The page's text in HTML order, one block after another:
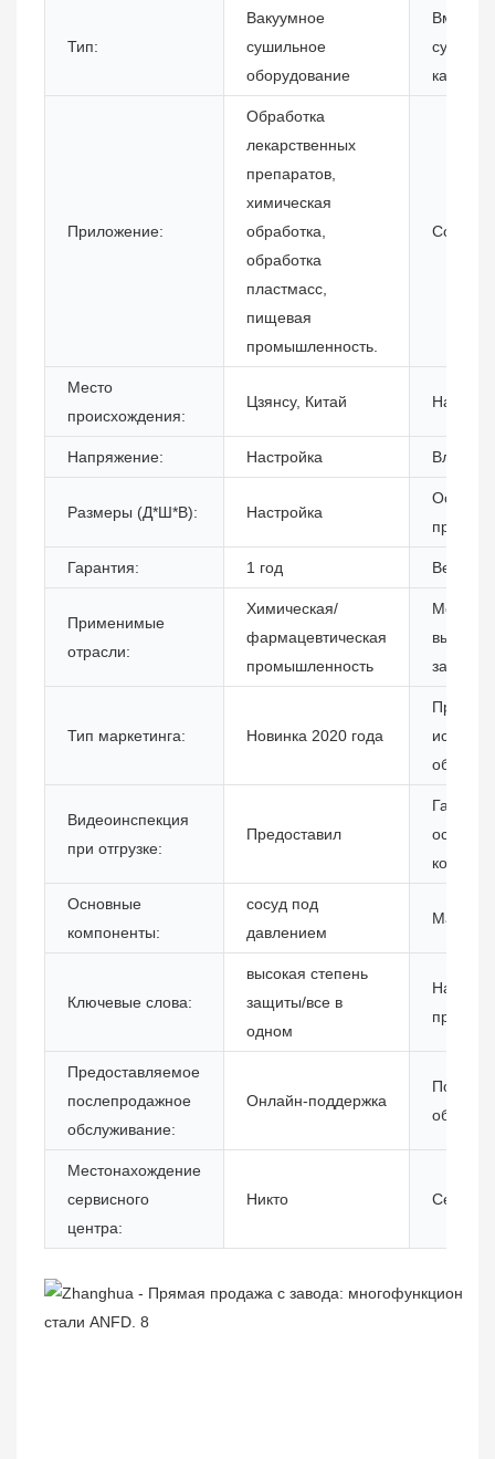
Тип:
Вакуумное
сушильное
оборудование
камеры
Приложение:
Обработка
лекарственных
препаратов,
химическая
обработка,
обработка
пластмасс,
пищевая
промышленность.
Место
происхождения:
Цзянсу, Китай
Напряжение: Настройка Власть:
Размеры (Д*Ш*В): Настройка
Гарантия: 1 год Вес (кг):
Применимые
отрасли:
Химическая/
фармацевтическая
промышленность
зала:
Тип маркетинга: Новинка 2020 года
Видеоинспекция
при отгрузке:
Предоставил
Основные
компоненты:
сосуд под
давлением
Ключевые слова:
высокая степень
защиты/все в
одном
Предоставляемое
послепродажное
обслуживание:
Онлайн-поддержка
Местонахождение
сервисного
центра:
Никто